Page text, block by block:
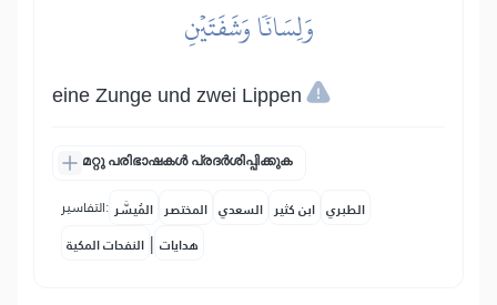
وَلِسَانٗا وَشَفَتَيۡنِ
eine Zunge und zwei Lippen
മറ്റു പരിഭാഷകൾ പ്രദർശിപ്പിക്കുക
التفاسير: المُيسَّر المختصر السعدي ابن كثير الطبري
النفحات المكية | هدايات